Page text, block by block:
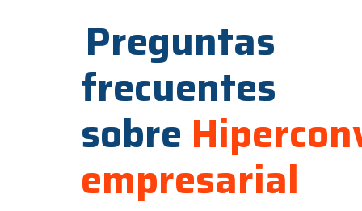
Preguntas
frecuentes
sobre
empresarial